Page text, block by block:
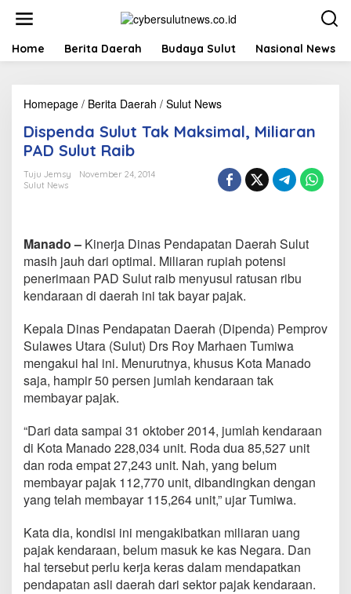
t
Home Berita Daerah Budaya Sulut Nasional News
Homepage / Berita Daerah / Sulut News
s
n
d
l
u
t
T
a
M
a
k
s
i
l
,
M
i
l
r
a
n
P
A
Dispenda Sulut Tak Maksimal, Miliaran
PAD Sulut Raib
Tuju Jemsy
November 24, 2014
Sulut News
Manado – Kinerja Dinas Pendapatan Daerah Sulut
masih jauh dari optimal. Miliaran rupiah potensi
penerimaan PAD Sulut raib menyusul ratusan ribu
kendaraan di daerah ini tak bayar pajak.
Kepala Dinas Pendapatan Daerah (Dipenda) Pemprov
Sulawes Utara (Sulut) Drs Roy Marhaen Tumiwa
mengakui hal ini. Menurutnya, khusus Kota Manado
saja, hampir 50 persen jumlah kendaraan tak
membayar pajak.
“Dari data sampai 31 oktober 2014, jumlah kendaraan
di Kota Manado 228,034 unit. Roda dua 85,527 unit
dan roda empat 27,243 unit. Nah, yang belum
membayar pajak 112,770 unit, dibandingkan dengan
yang telah membayar 115,264 unit,” ujar Tumiwa.
Kata dia, kondisi ini mengakibatkan miliaran uang
pajak kendaraan, belum masuk ke kas Negara. Dan
hal tersebut perlu kerja keras dalam mendapatkan
pendapatan asli daerah dari sektor pajak kendaraan.